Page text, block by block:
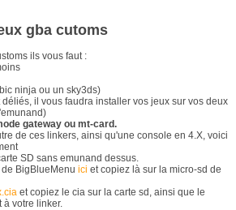
gba cutoms
ils vous faut :
ninja ou un sky3ds)
il vous faudra installer vos jeux sur vos deux
gateway ou mt-card.
de ces linkers, ainsi qu'une console en 4.X, voici
SD sans emunand dessus.
BigBlueMenu ici et copiez là sur la micro-sd de
et copiez le cia sur la carte sd, ainsi que le
à votre linker.